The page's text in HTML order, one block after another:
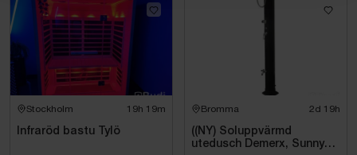
Stockholm 19h 19m
Infraröd bastu Tylö
Bromma 2d 19h
((NY) Soluppvärmd
utedusch Demerx, Sunny